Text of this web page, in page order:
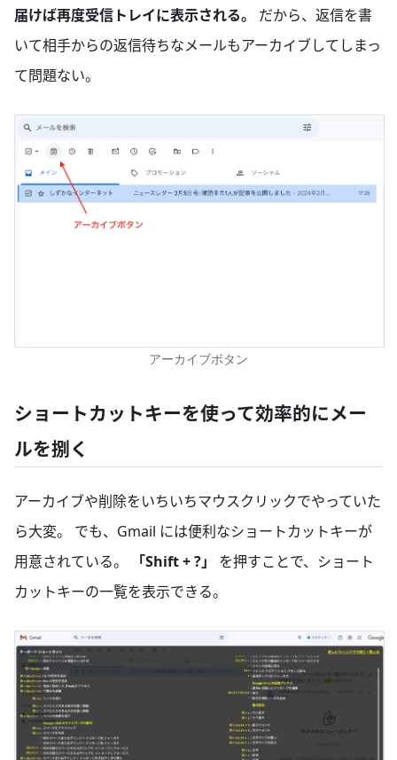
届けば再度受信トレイに表示される。
だから、返信を書
いて相手からの返信待ちなメールもアーカイブしてしまっ
て問題ない。
アーカイブボタン
ショートカットキーを使って効率的にメー
ルを捌く
アーカイブや削除をいちいちマウスクリックでやっていた
ら大変。 でも、Gmail には便利なショートカットキーが
用意されている。
「Shift + ?」
を押すことで、ショート
カットキーの一覧を表示できる。